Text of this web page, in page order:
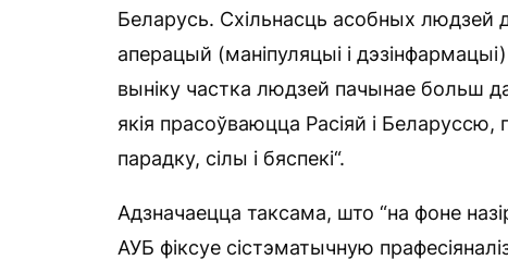
Беларусь. Схільнасць асобных людзей
аперацый (маніпуляцыі і
выніку частка людзей пачынае больш
якія прасоўваюцца Расіяй і
парадку, сілы і бяспекі“.
Адзначаецца таксама, што “на фоне
АУБ фіксуе сістэматычную